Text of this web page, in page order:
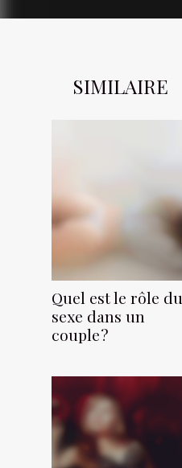
SIMILAIRE
Quel est le rôle du
sexe dans un
couple ?